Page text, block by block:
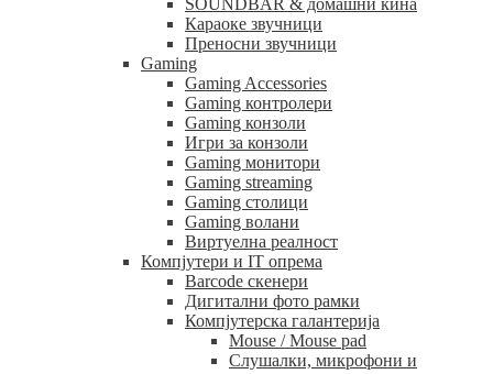
SOUNDBAR & домашни кина
Караоке звучници
Преносни звучници
Gaming
Gaming Accessories
Gaming контролери
Gaming конзоли
Игри за конзоли
Gaming монитори
Gaming streaming
Gaming столици
Gaming волани
Виртуелна реалност
Компјутери и IT опрема
Barcode скенери
Дигитални фото рамки
Компјутерска галантерија
Mouse / Mouse pad
Слушалки, микрофони и